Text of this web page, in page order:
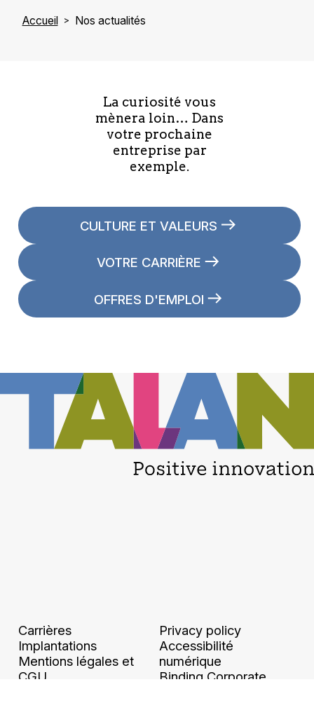
Accueil Nos actualités
La curiosité vous
mènera loin… Dans
votre prochaine
entreprise par
exemple.
CULTURE ET VALEURS
VOTRE CARRIÈRE
OFFRES D'EMPLOI
Carrières
Implantations
Mentions légales et
CGU
Privacy policy
Accessibilité
numérique
Binding Corporate